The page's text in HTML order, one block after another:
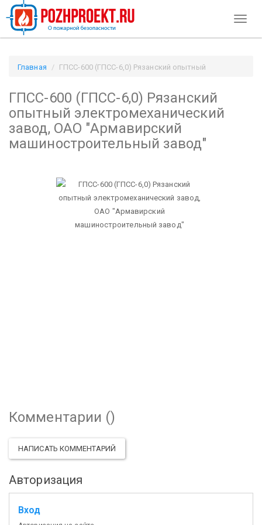
Главная
ГПСС-600 (ГПСС-6,0) Рязанский опытный
машиностроительный завод" / Pozhproekt.ru
ГПСС-600 (ГПСС-6,0) Рязанский
опытный электромеханический
завод, ОАО "Армавирский
машиностроительный завод"
Комментарии ()
НАПИСАТЬ КОММЕНТАРИЙ
Авторизация
Вход